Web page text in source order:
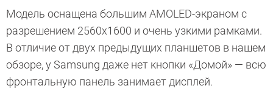
Модель оснащена большим AMOLED-экраном с
разрешением 2560x1600 и очень узкими рамками.
В отличие от двух предыдущих планшетов в нашем
обзоре, у Samsung даже нет кнопки «Домой» — всю
фронтальную панель занимает дисплей.